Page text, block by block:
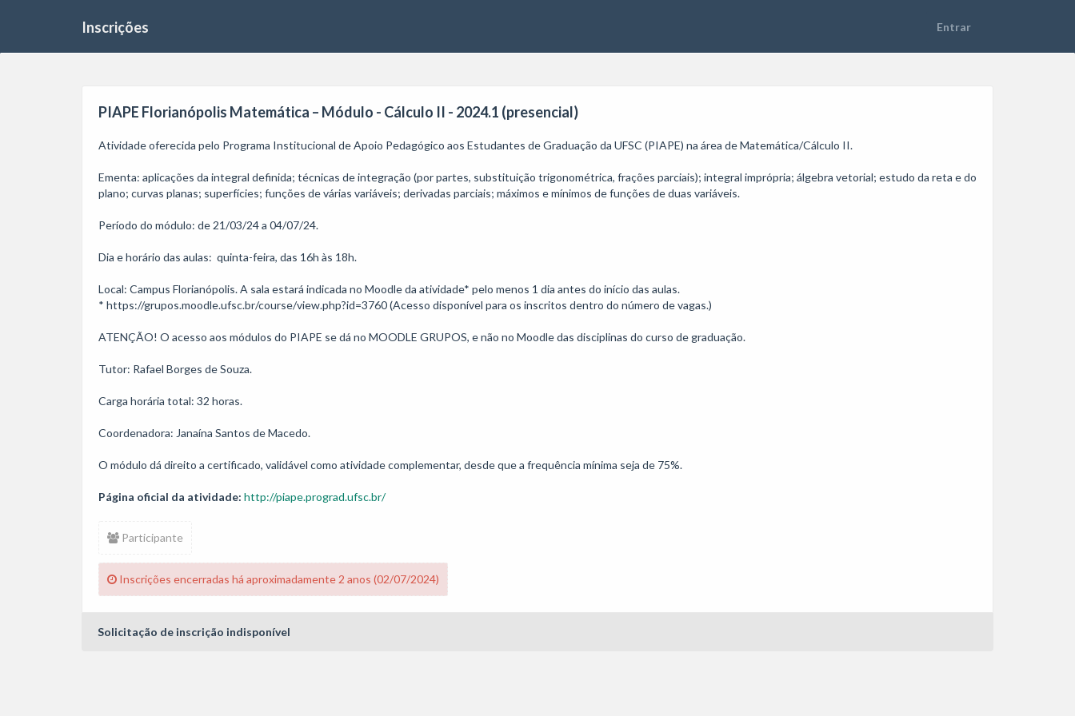
Inscrições
PIAPE Florianópolis Matemática – Módulo - Cálculo II - 2024.1 (presencial)
Atividade oferecida pelo Programa Institucional de Apoio Pedagógico aos Estudantes de Graduação da UFSC (PIAPE) na área de Matemática/Cálculo II.
Ementa: aplicações da integral definida; técnicas de integração (por partes, substituição trigonométrica, frações parciais); integral imprópria; álgebra vetorial; estudo da reta e do
plano; curvas planas; superfícies; funções de várias variáveis; derivadas parciais; máximos e mínimos de funções de duas variáveis.
Período do módulo: de 21/03/24 a 04/07/24.
Dia e horário das aulas:  quinta-feira, das 16h às 18h.
Local: Campus Florianópolis. A sala estará indicada no Moodle da atividade* pelo menos 1 dia antes do início das aulas.
* https://grupos.moodle.ufsc.br/course/view.php?id=3760 (Acesso disponível para os inscritos dentro do número de vagas.)
ATENÇÃO! O acesso aos módulos do PIAPE se dá no MOODLE GRUPOS, e não no Moodle das disciplinas do curso de graduação.
Tutor: Rafael Borges de Souza.
Carga horária total: 32 horas.
Coordenadora: Janaína Santos de Macedo.
O módulo dá direito a certificado, validável como atividade complementar, desde que a frequência mínima seja de 75%.
Página oficial da atividade: http://piape.prograd.ufsc.br/
Participante
Inscrições encerradas há aproximadamente 2 anos (02/07/2024)
Solicitação de inscrição indisponível